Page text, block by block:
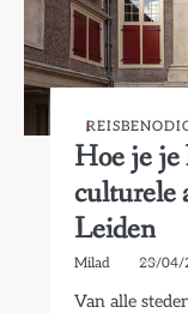
Hoe je je
culturele
Leiden
Milad 23/04/
Van alle